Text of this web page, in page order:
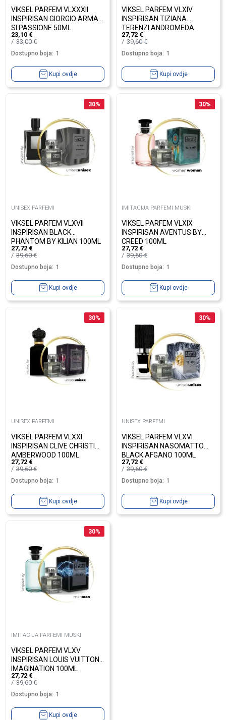
VIKSEL PARFEM VLXXXII
INSPIRISAN GIORGIO ARMANI
SI PASSIONE 50ML
23,10 €
33,00€
Dostupno boja: 1
Kupi ovdje
VIKSEL PARFEM VLXIV
INSPIRISAN TIZIANA
TERENZI ANDROMEDA
100ML
27,72 €
39,60€
Dostupno boja: 1
Kupi ovdje
30%
UNISEX PARFEMI
VIKSEL PARFEM VLXVII
INSPIRISAN BLACK
PHANTOM BY KILIAN 100ML
27,72 €
39,60€
Dostupno boja: 1
Kupi ovdje
30%
IMITACIJA PARFEMI MUSKI
VIKSEL PARFEM VLXIX
INSPIRISAN AVENTUS BY
CREED 100ML
27,72 €
39,60€
Dostupno boja: 1
Kupi ovdje
30%
UNISEX PARFEMI
VIKSEL PARFEM VLXXI
INSPIRISAN CLIVE CHRISTIAN
AMBERWOOD 100ML
27,72 €
39,60€
Dostupno boja: 1
Kupi ovdje
30%
UNISEX PARFEMI
VIKSEL PARFEM VLXVI
INSPIRISAN NASOMATTO
BLACK AFGANO 100ML
27,72 €
39,60€
Dostupno boja: 1
Kupi ovdje
30%
IMITACIJA PARFEMI MUSKI
VIKSEL PARFEM VLXV
INSPIRISAN LOUIS VUITTON
IMAGINATION 100ML
27,72 €
39,60€
Dostupno boja: 1
Kupi ovdje